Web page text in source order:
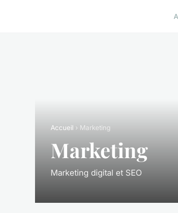
Accueil › Marketing
Marketing
Marketing digital et SEO